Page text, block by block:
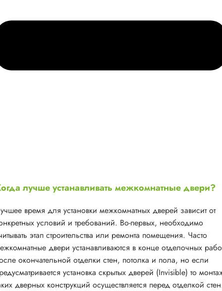
лучше устанавливать межкомнатные двери?
время для установки межкомнатных дверей зависит от
условий и требований. Во-первых, необходимо
этап строительства или ремонта помещения. Часто
двери устанавливаются в конце отделочных
окончательной отделки стен, потолка и пола, но если
установка скрытых дверей (Invisible) то
дверных конструкций осуществляется перед отделкой